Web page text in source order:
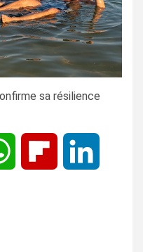
sa résilience
WhatsApp Flipboard